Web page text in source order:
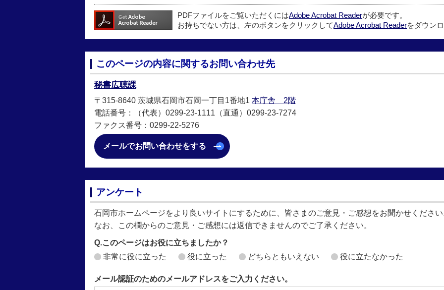
PDFファイルをご覧いただくにはAdobe Acrobat Readerが必要です。
お持ちでない方は、左のボタンをクリックしてAdobe Acrobat Readerをダウン
このページの内容に関するお問い合わせ先
秘書広聴課
〒315-8640 茨城県石岡市石岡一丁目1番地1 本庁舎 2階
電話番号：（代表）0299-23-1111（直通）0299-23-7274
ファクス番号：0299-22-5276
メールでお問い合わせをする
アンケート
石岡市ホームページをより良いサイトにするために、皆さまのご意見・ご感想をお聞かせくださ
なお、この欄からのご意見・ご感想には返信できませんのでご了承ください。
Q.このページはお役に立ちましたか？
非常に役に立った
役に立った どちらともいえない 役に立たなかった
メール認証のためのメールアドレスをご入力ください。